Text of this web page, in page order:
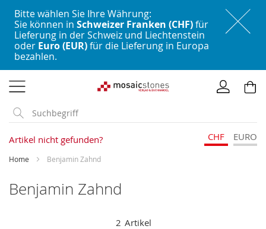
Bitte wählen Sie Ihre Währung:
Sie können in Schweizer Franken (CHF)für
Lieferung in der Schweiz und Liechtenstein
oder Euro (EUR)für die Lieferung in Europa
bezahlen.
zum
Inhalt
Artikel nicht gefunden? CHF EURO
Home Benjamin Zahnd
Benjamin Zahnd
2 Artikel